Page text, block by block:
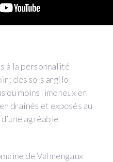
à la personnalité
: des sols argilo-
ou moins limoneux en
drainés et exposés au
agréable
de Valmengaux